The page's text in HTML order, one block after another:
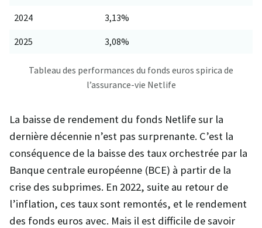
2024 3,13%
2025 3,08%
Tableau des performances du fonds euros spirica de
l’assurance-vie Netlife
La baisse de rendement du fonds Netlife sur la
dernière décennie n’est pas surprenante. C’est la
conséquence de la baisse des taux orchestrée par la
Banque centrale européenne (BCE) à partir de la
crise des subprimes. En 2022, suite au retour de
l’inflation, ces taux sont remontés, et le rendement
des fonds euros avec. Mais il est difficile de savoir